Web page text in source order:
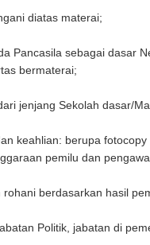
diatas materai;
sebagai dasar
bermaterai;
Sekolah dasar/
berupa fotocopy
pemilu dan
berdasarkan hasil
Politik, jabatan di